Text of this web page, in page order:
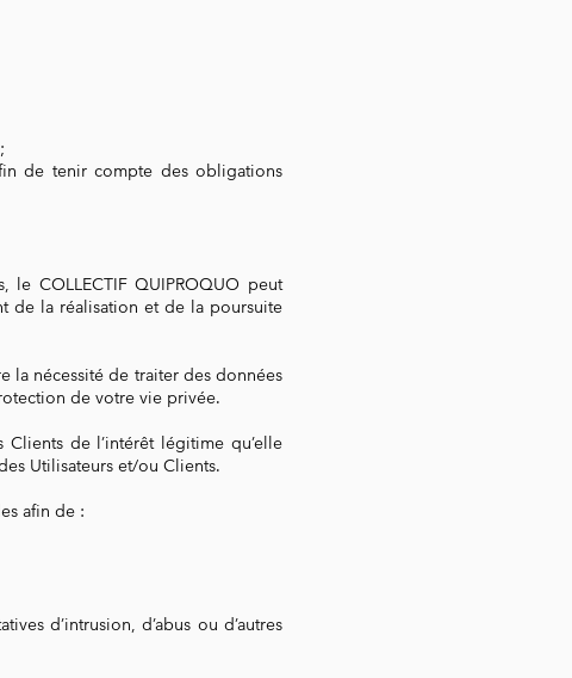
de tenir compte des obligations
le COLLECTIF QUIPROQUO peut
de la réalisation et de la poursuite
la nécessité de traiter des données
de votre vie privée.
Clients de l’intérêt légitime qu’elle
Utilisateurs et/ou Clients.
afin de :
d’intrusion, d’abus ou d’autres